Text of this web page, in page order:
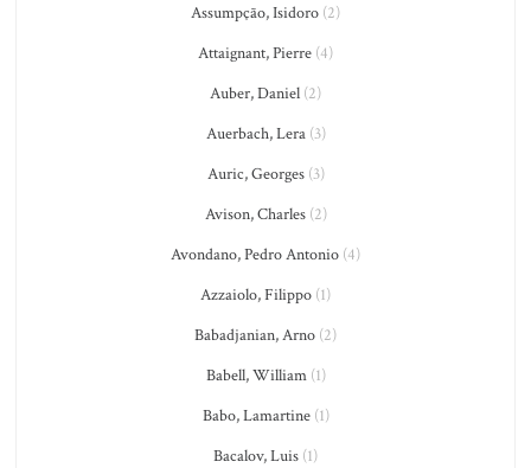
Assumpção, Isidoro (2)
Attaignant, Pierre (4)
Auber, Daniel (2)
Auerbach, Lera(3)
Auric, Georges(3)
Avison, Charles(2)
Avondano, Pedro Antonio (4)
Azzaiolo, Filippo (1)
Babadjanian, Arno (2)
Babell, William(1)
Babo, Lamartine(1)
Bacalov, Luis (1)